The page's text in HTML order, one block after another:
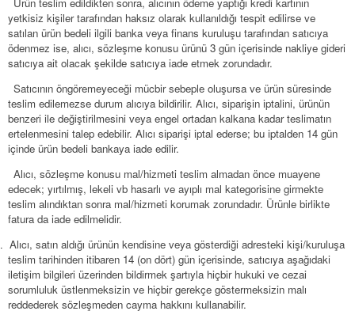
yetkisiz kişiler tarafından haksız olarak kullanıldığı tespit edilirse ve
satılan ürün bedeli ilgili banka veya finans kuruluşu tarafından satıcıya
ödenmez ise, alıcı, sözleşme konusu ürünü 3 gün içerisinde nakliye gideri
satıcıya ait olacak şekilde satıcıya iade etmek zorundadır.
Satıcının öngöremeyeceği mücbir sebeple oluşursa ve ürün süresinde
teslim edilemezse durum alıcıya bildirilir. Alıcı, siparişin iptalini, ürünün
benzeri ile değiştirilmesini veya engel ortadan kalkana kadar teslimatın
ertelenmesini talep edebilir. Alıcı siparişi iptal ederse; bu iptalden 14 gün
içinde ürün bedeli bankaya iade edilir.
Alıcı, sözleşme konusu mal/hizmeti teslim almadan önce muayene
edecek; yırtılmış, lekeli vb hasarlı ve ayıplı mal kategorisine girmekte
teslim alındıktan sonra mal/hizmeti korumak zorundadır. Ürünle birlikte
fatura da iade edilmelidir.
Alıcı, satın aldığı ürünün kendisine veya gösterdiği adresteki kişi/kuruluşa
teslim tarihinden itibaren 14 (on dört) gün içerisinde, satıcıya aşağıdaki
iletişim bilgileri üzerinden bildirmek şartıyla hiçbir hukuki ve cezai
sorumluluk üstlenmeksizin ve hiçbir gerekçe göstermeksizin malı
reddederek sözleşmeden cayma hakkını kullanabilir.